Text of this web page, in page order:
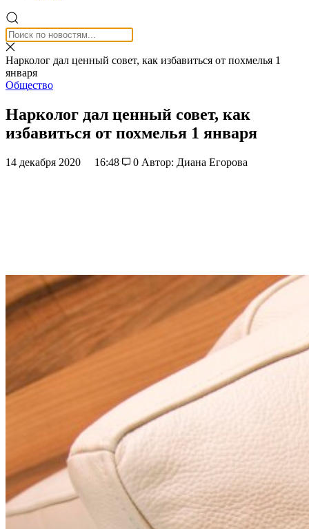
Нарколог дал ценный совет, как избавиться от похмелья 1
января
Общество
Нарколог дал ценный совет, как
избавиться от похмелья 1 января
14 декабря 2020 16:48 0 Автор: Диана Егорова